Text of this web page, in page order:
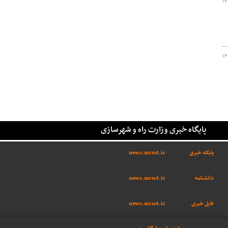
پایگاه خبری وزارت راه و شهرسازی
پایگاه خبری news.mrud.ir
دانشنامه
news.mrud.ir
فایل خبری news.mrud.ir